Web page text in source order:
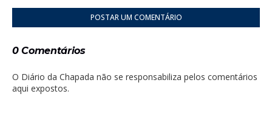
POSTAR UM COMENTÁRIO
0 Comentários
O Diário da Chapada não se responsabiliza pelos comentários
aqui expostos.